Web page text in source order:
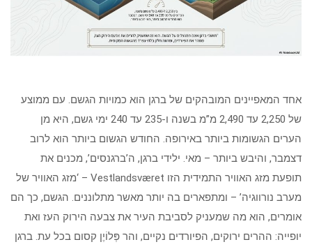
אחד המאפיינים המובהקים של ברגן הוא כמויות הגשם. עם ממוצע
של 2,250 עד 2,490 מ”מ בשנה ו-235 עד 240 ימי גשם, היא מן
הערים הגשומות ביותר באירופה. החודש הגשום ביותר הוא לרוב
דצמבר, והיבש ביותר – מאי. ילידי ברגן, ה’ברגנסים’, מכנים את
תופעת מזג האוויר התמידית הזו Vestlandsværet – ‘מזג האוויר של
מערב נורווגיה’ – ומתפארים בה יותר מאשר מתלוננים. הגשם, כך הם
אומרים, הוא מה שמעניק לסביבת העיר את צבעה הירוק העז ואת
יופייה: ההרים ירוקים, הפיורדים נקיים, והר פְּלוֹיֶן קסום בכל עת. ברגן